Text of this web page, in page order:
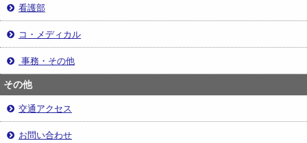
看護部
コ・メディカル
事務・その他
その他
交通アクセス
お問い合わせ